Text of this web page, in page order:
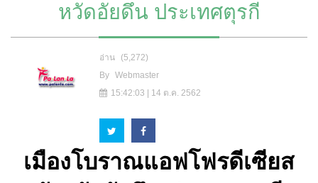
หวัดอัยดึน ประเทศตุรกี
อ่าน
(5,272)
By
Webmaster
15:42:03 | 14 ต.ค. 2562
เมืองโบราณแอฟโฟรดีเซียส